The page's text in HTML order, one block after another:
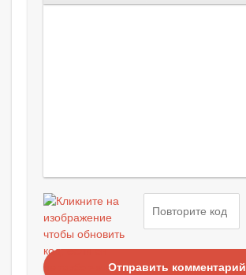
Отправить комментарий